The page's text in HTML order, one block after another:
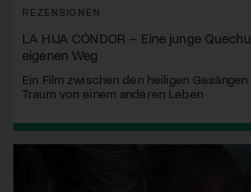
REZENSIONEN
LA HIJA CÓNDOR – Eine junge
eigenen Weg
Ein Film zwischen den heiligen
Traum von einem anderen Leben